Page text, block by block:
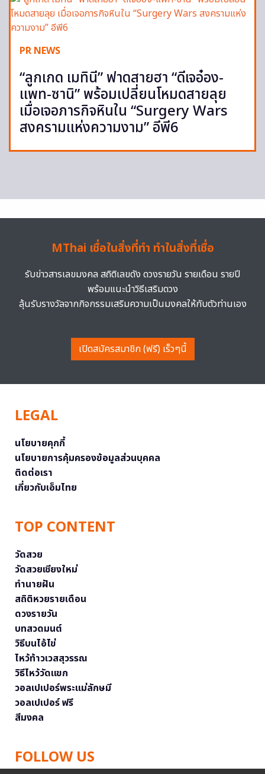
PR NEWS
“ลูกเกด เมทินี” ฟาดสายฮา “ดีเจอ๋อง-
แพท-ซานิ” พร้อมเปลี่ยนโหมดสายลุย
เมื่อเจอภารกิจหินใน “Surgery Wars
สงครามแห่งความงาม” อีพี6
MThai เชื่อในสิ่งที่ทำ ทำในสิ่งที่เชื่อ
รับข่าวสารเลขมงคล สถิติเลขดัง ดวงรายวัน รายเดือน รายปี
พร้อมแนะนำวิธีเสริมดวง
ลุ้นรับรางวัลจากกิจกรรมเสริมความเป็นมงคลให้กับตัวท่านเอง
เปิดสมัครสมาชิก (ฟรี) เร็วๆนี้
LEGAL
นโยบายคุกกี้
นโยบายการคุ้มครองข้อมูลส่วนบุคคล
ติดต่อเรา
เกี่ยวกับเอ็มไทย
TOP CONTENT
วัดสวย
วัดสวยเชียงใหม่
ทำนายฝัน
สถิติหวยรายเดือน
ดวงรายวัน
บทสวดมนต์
วิธีบนไอ้ไข่
ไหว้ท้าวเวสสุวรรณ
วิธีไหว้วัดแขก
วอลเปเปอร์พระแม่ลักษมี
วอลเปเปอร์ ฟรี
สีมงคล
FOLLOW US